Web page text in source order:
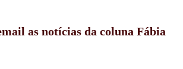
as notícias da coluna Fábia